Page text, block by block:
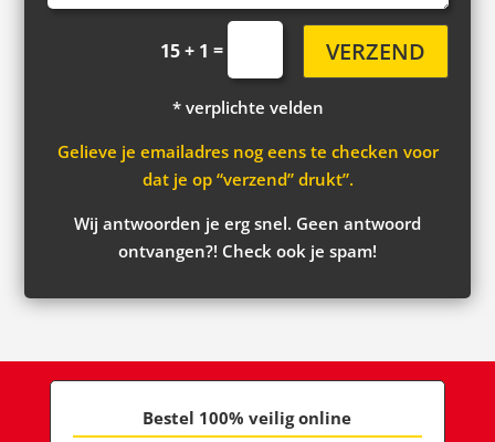
15 + 1 = VERZEND
* verplichte velden
Gelieve je emailadres nog eens te checken voor
dat je op “verzend” drukt”.
Wij antwoorden je erg snel. Geen antwoord
ontvangen?! Check ook je spam!
Bestel 100% veilig online